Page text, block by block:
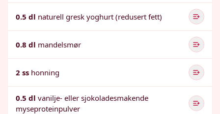
0.5 dl naturell gresk yoghurt (redusert fett)
0.8 dl mandelsmør
2 ss honning
0.5 dl vanilje- eller sjokoladesmakende
myseproteinpulver